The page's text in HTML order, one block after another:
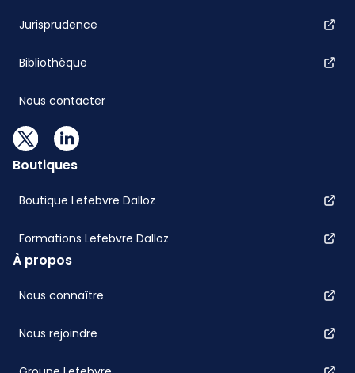
Jurisprudence
Bibliothèque
Nous contacter
Boutiques
Boutique Lefebvre Dalloz
Formations Lefebvre Dalloz
À propos
Nous connaître
Nous rejoindre